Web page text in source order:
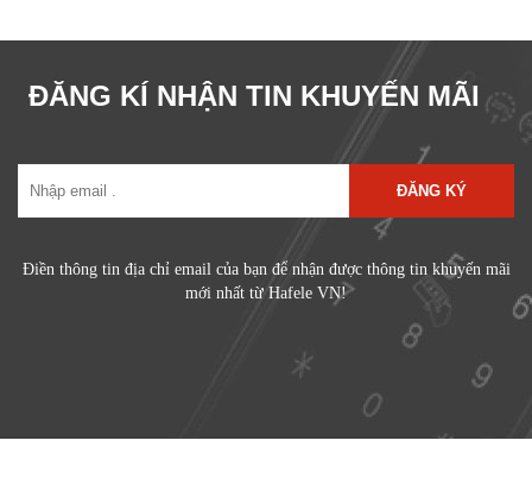
ĐĂNG KÍ NHẬN TIN KHUYẾN MÃI
ĐĂNG KÝ
Điền thông tin địa chỉ email của bạn để nhận được thông tin khuyến mãi
mới nhất từ Hafele VN!